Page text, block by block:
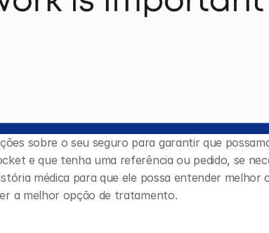
sobre o seu seguro para garantir que
e que tenha uma referência ou pedido, se
médica para que ele possa entender melhor
a melhor opção de tratamento.